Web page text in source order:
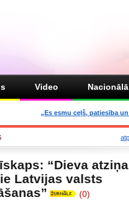
Video
„Es esmu ceļš, patiesība
“Dieva
Latvijas valsts
(0)